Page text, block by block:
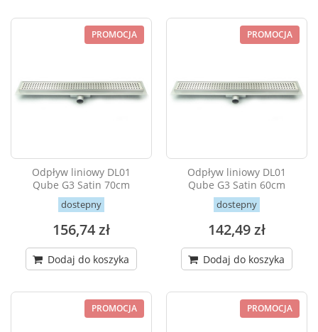
PROMOCJA
Odpływ liniowy DL01
Qube G3 Satin 70cm
dostepny
156,74 zł
Dodaj do koszyka
PROMOCJA
Odpływ liniowy DL01
Qube G3 Satin 60cm
dostepny
142,49 zł
Dodaj do koszyka
PROMOCJA PROMOCJA